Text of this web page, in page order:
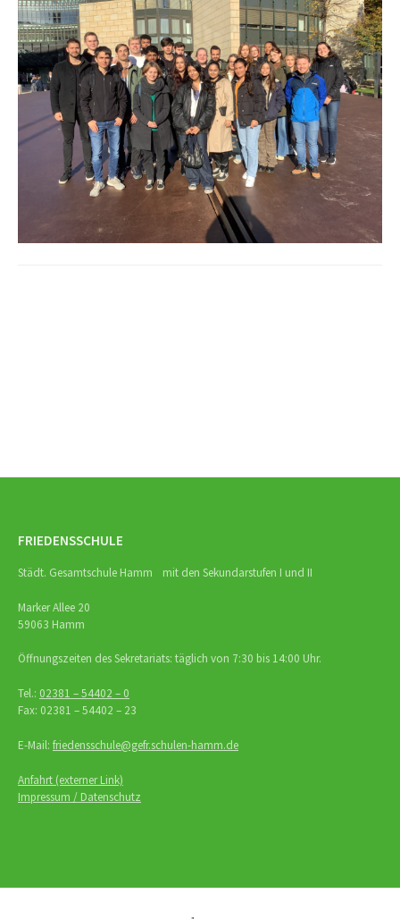
FRIEDENSSCHULE
Städt. Gesamtschule Hamm mit den Sekundarstufen I und II
Marker Allee 20
59063 Hamm
Öffnungszeiten des Sekretariats: täglich von 7:30 bis 14:00 Uhr.
Tel.: 02381 – 54402 – 0
Fax: 02381 – 54402 – 23
E-Mail: friedensschule@gefr.schulen-hamm.de
Anfahrt (externer Link)
Impressum / Datenschutz